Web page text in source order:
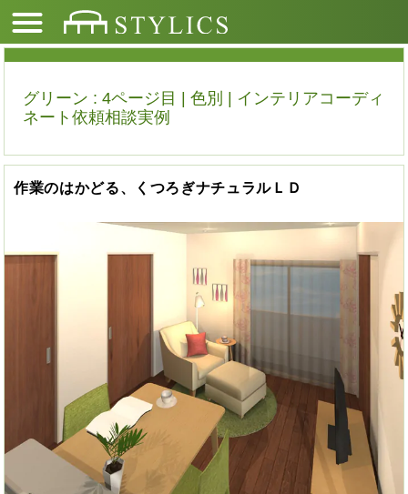
グリーン : 4ページ目 | 色別 | インテリアコーディ
ネート依頼相談実例
作業のはかどる、くつろぎナチュラルＬＤ